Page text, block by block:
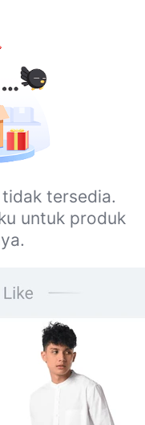
tersedia.
untuk produk